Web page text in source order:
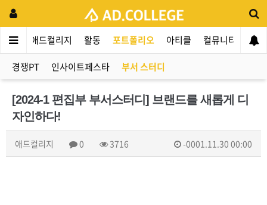
애드컬리지 활동 포트폴리오 아티클 컬뮤니티 애
경쟁PT 인사이트페스타 부서 스터디
[2024-1 편집부 부서스터디] 브랜드를 새롭게 디
자인하다!
애드컬리지 0 3716 -0001.11.30 00:00